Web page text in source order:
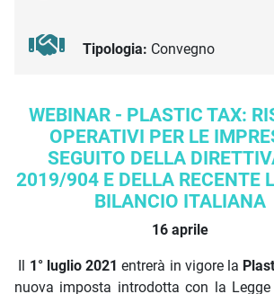
Tipologia: Convegno
Descrizione iniziativa
WEBINAR - PLASTIC TAX:
OPERATIVI PER LE
SEGUITO DELLA
2019/904 E DELLA RECENTE
BILANCIO ITALIANA
16 aprile
Il 1° luglio 2021 entrerà in vigore la
nuova imposta introdotta con la